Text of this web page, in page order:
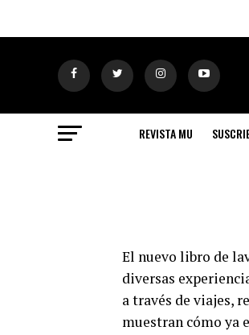
REVISTA MU
El nuevo libro de
diversas
a través de viajes,
muestran cómo ya